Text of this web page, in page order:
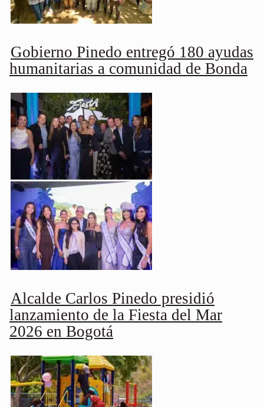
Gobierno Pinedo entregó 180 ayudas
humanitarias a comunidad de Bonda
Alcalde Carlos Pinedo presidió
lanzamiento de la Fiesta del Mar
2026 en Bogotá